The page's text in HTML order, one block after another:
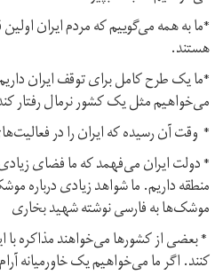
*ما به همه می‌گوییم که مردم ایران
هستند.
*ما یک طرح کامل برای توقف ایران
می‌خواهیم مثل یک کشور نرمال رفتار
* وقت آن رسیده که ایران را در
* دولت ایران می‌فهمد که ما فضای زیادی
منطقه داریم. ما شواهد زیادی درباره
موشک‌ها به فارسی نوشته شهید بخاری
* بعضی از کشورها می‌خواهند مذاکره با
کنند. اگر ما می‌خواهیم یک خاورمیانه